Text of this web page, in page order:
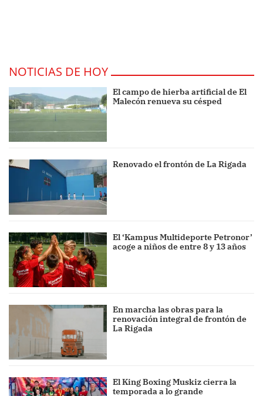
NOTICIAS DE HOY
El campo de hierba artificial de El
Malecón renueva su césped
Renovado el frontón de La Rigada
El ‘Kampus Multideporte Petronor’
acoge a niños de entre 8 y 13 años
En marcha las obras para la
renovación integral de frontón de
La Rigada
El King Boxing Muskiz cierra la
temporada a lo grande